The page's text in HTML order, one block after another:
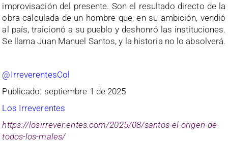
improvisación del presente. Son el resultado directo de la
obra calculada de un hombre que, en su ambición, vendió
al país, traicionó a su pueblo y deshonró las instituciones.
Se llama Juan Manuel Santos, y la historia no lo absolverá.
@IrreverentesCol
Publicado: septiembre 1 de 2025
Los Irreverentes
https://losirrever.entes.com/2025/08/santos-el-origen-de-
todos-los-males/